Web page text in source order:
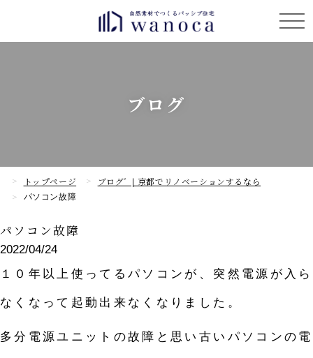
ブログ
トップページ ブログﾞ | 京都でリノベーションするなら
パソコン故障
パソコン故障
2022/04/24
１０年以上使ってるパソコンが、突然電源が入ら
なくなって起動出来なくなりました。
多分電源ユニットの故障と思い古いパソコンの電